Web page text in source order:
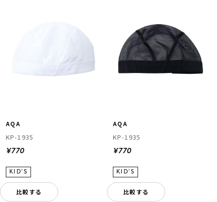
AQA
KP-1935
¥770
比較する
AQA
KP-1935
¥770
比較する